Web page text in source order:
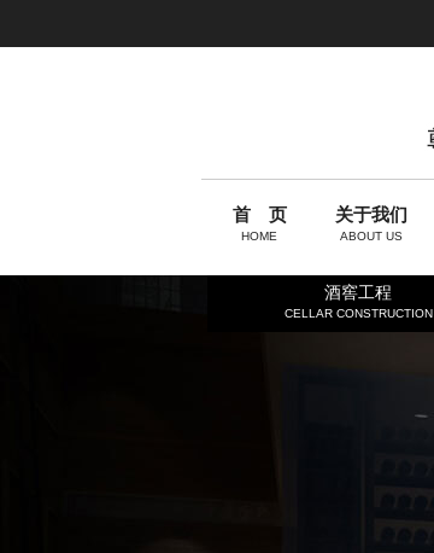
首 页
HOME
关于我们
ABOUT US
酒窖工程
CELLAR CONSTRUCTION